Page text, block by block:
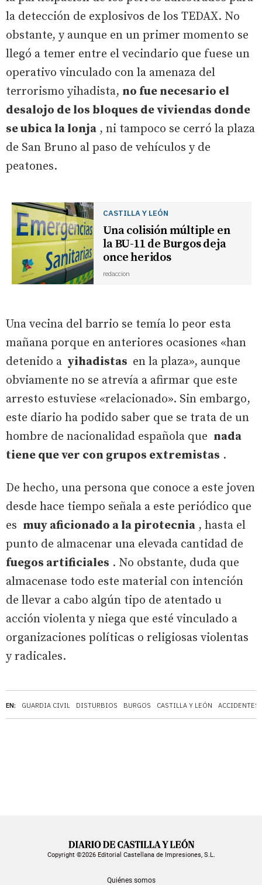
EN: GUARDIA CIVIL DISTURBIOS BURGOS CASTILLA Y LEÓN ACCIDENTES
la detección de explosivos de los TEDAX. No
obstante, y aunque en un primer momento se
llegó a temer entre el vecindario que fuese un
operativo vinculado con la amenaza del
terrorismo yihadista, no fue necesario el
desalojo de los bloques de viviendas donde
se ubica la lonja , ni tampoco se cerró la plaza
de San Bruno al paso de vehículos y de
peatones.
CASTILLA Y LEÓN
Una colisión múltiple en
la BU-11 de Burgos deja
once heridos
redaccion
Una vecina del barrio se temía lo peor esta
mañana porque en anteriores ocasiones «han
detenido a yihadistas en la plaza», aunque
obviamente no se atrevía a afirmar que este
arresto estuviese «relacionado». Sin embargo,
este diario ha podido saber que se trata de un
hombre de nacionalidad española que nada
tiene que ver con grupos extremistas .
De hecho, una persona que conoce a este joven
desde hace tiempo señala a este periódico que
es muy aficionado a la pirotecnia , hasta el
punto de almacenar una elevada cantidad de
fuegos artificiales . No obstante, duda que
almacenase todo este material con intención
de llevar a cabo algún tipo de atentado u
acción violenta y niega que esté vinculado a
organizaciones políticas o religiosas violentas
y radicales.
Copyright ©2026 Editorial Castellana de Impresiones, S.L.
Quiénes somos